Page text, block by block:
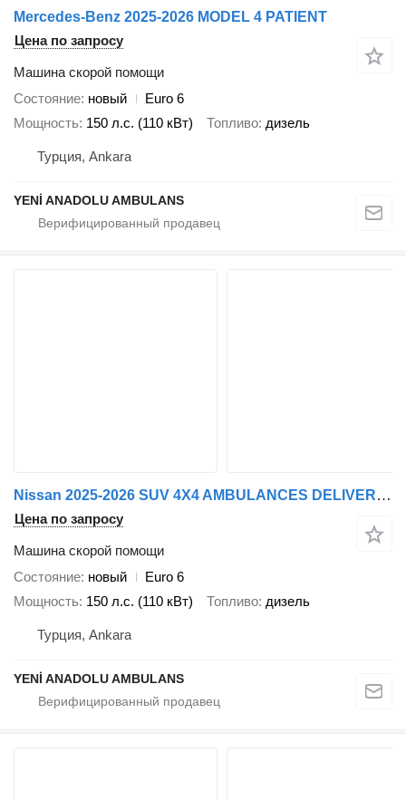
Mercedes-Benz 2025-2026 MODEL 4 PATIENT
Цена по запросу
Машина скорой помощи
Состояние новый
Euro 6
Мощность 150 л.с. (110 кВт) Топливо дизель
Турция, Ankara
YENİ ANADOLU AMBULANS
Nissan 2025-2026 SUV 4X4 AMBULANCES DELIVERED FROM FACTORY
Цена по запросу
Машина скорой помощи
Состояние новый
Euro 6
Мощность 150 л.с. (110 кВт) Топливо дизель
Турция, Ankara
YENİ ANADOLU AMBULANS